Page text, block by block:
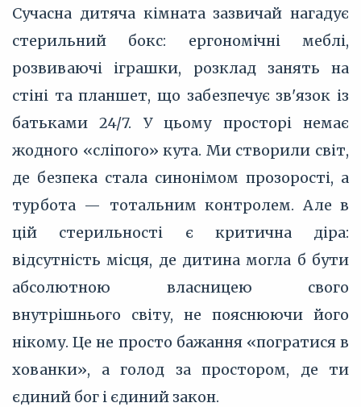
Сучасна дитяча кімната зазвичай нагадує
стерильний бокс: ергономічні меблі,
розвиваючі іграшки, розклад занять на
стіні та планшет, що забезпечує зв'язок із
батьками 24/7. У цьому просторі немає
жодного «сліпого» кута. Ми створили світ,
де безпека стала синонімом прозорості, а
турбота — тотальним контролем. Але в
цій стерильності є критична діра:
відсутність місця, де дитина могла б бути
абсолютною власницею свого
внутрішнього світу, не пояснюючи його
нікому. Це не просто бажання «погратися в
хованки», а голод за простором, де ти
єдиний бог і єдиний закон.